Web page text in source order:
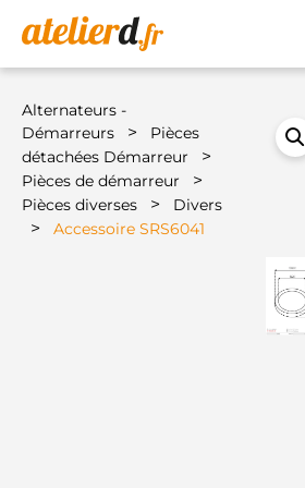
Alternateurs -
Démarreurs
>
Pièces
détachées Démarreur
>
Pièces de démarreur >
Pièces diverses > Divers
> Accessoire SRS6041